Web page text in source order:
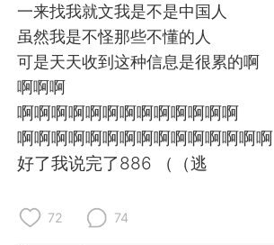
Deutsch
English
繁體中文 Español
一来找我就文我是不是中国人
虽然我是不怪那些不懂的人
可是天天收到这种信息是很累的啊
啊啊啊
啊啊啊啊啊啊啊啊啊啊啊啊啊
啊啊啊啊啊啊啊啊啊啊啊啊啊啊啊
好了我说完了886 （（逃
72 74